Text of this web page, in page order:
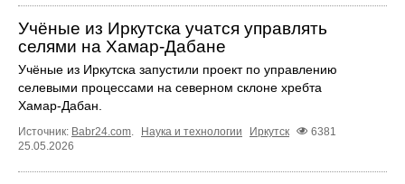
Учёные из Иркутска учатся управлять
селями на Хамар‑Дабане
Учёные из Иркутска запустили проект по управлению
селевыми процессами на северном склоне хребта
Хамар‑Дабан.
Источник: Babr24.com. Наука и технологии Иркутск
6381
25.05.2026